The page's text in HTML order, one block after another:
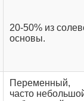
20-50% из
основы.
Переменный,
часто